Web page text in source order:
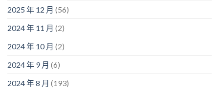
2025 年 12 月 (56)
2024 年 11 月 (2)
2024 年 10 月 (2)
2024 年 9 月 (6)
2024 年 8 月 (193)